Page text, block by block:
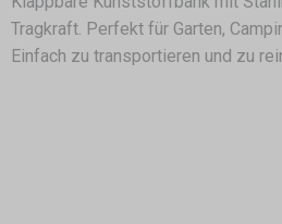
Tragkraft. Perfekt für Garten,
Einfach zu transportieren und zu